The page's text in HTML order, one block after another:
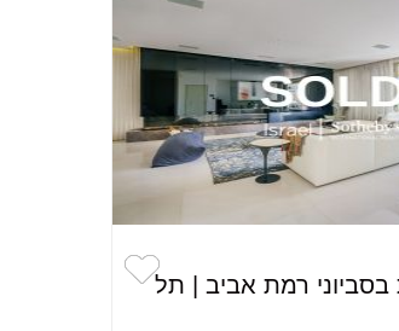
בסביוני רמת אביב | תל